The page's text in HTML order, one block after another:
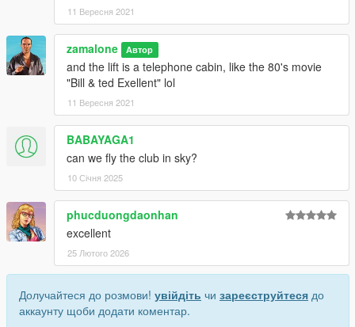
11 Вересня 2021
zamalone Автор
and the lift is a telephone cabin, like the 80's movie
"Bill & ted Exellent" lol
11 Вересня 2021
BABAYAGA1
can we fly the club in sky?
10 Січня 2025
phucduongdaonhan
excellent
25 Лютого 2026
Долучайтеся до розмови! увійдіть чи зареєструйтеся до
аккаунту щоби додати коментар.